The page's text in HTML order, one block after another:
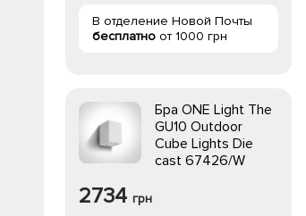
В отделение Новой Почты
бесплатно от 1000 грн
Бра ONE Light The
GU10 Outdoor
Cube Lights Die
cast 67426/W
2734 грн